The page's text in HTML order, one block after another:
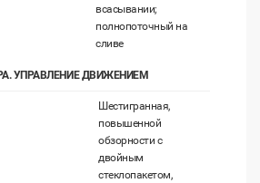
всасывании;
полнопоточный на
сливе
УПРАВЛЕНИЕ ДВИЖЕНИЕМ
Шестигранная,
повышенной
обзорности с
двойным
стеклопакетом,